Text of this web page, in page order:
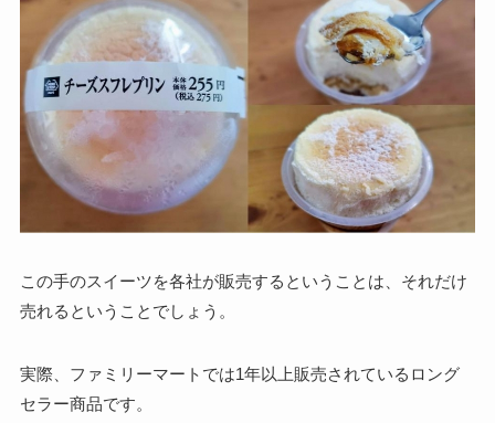
この手のスイーツを各社が販売するということは、それだけ
売れるということでしょう。
実際、ファミリーマートでは1年以上販売されているロング
セラー商品です。